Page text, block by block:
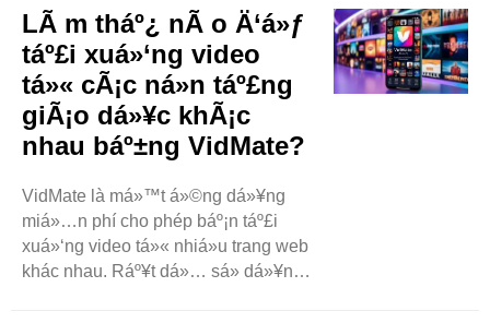
Ä‘á»ƒ xem sau. Báº¡n có thá»ƒ
muá»‘n xem láº¡i hoáº·c chia sáº»
vá»›i báº¡n bè. Váº­y, báº¡n có thá»ƒ
làm ..
LÃ m tháº¿ nÃ o Ä‘á»ƒ
táº£i xuá»‘ng video
tá»« cÃ¡c ná»n táº£ng
giÃ¡o dá»¥c khÃ¡c
nhau báº±ng VidMate?
VidMate là má»™t á»©ng dá»¥ng
miá»…n phí cho phép báº¡n táº£i
xuá»‘ng video tá»« nhiá»u trang web
khác nhau. Ráº¥t dá»… sá»­ dá»¥ng.